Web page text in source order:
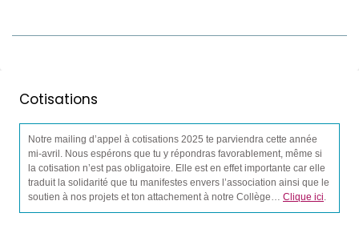
Cotisations
Notre mailing d’appel à cotisations 2025 te parviendra cette année
mi-avril. Nous espérons que tu y répondras favorablement, même si
la cotisation n’est pas obligatoire. Elle est en effet importante car elle
traduit la solidarité que tu manifestes envers l’association ainsi que le
soutien à nos projets et ton attachement à notre Collège… Clique ici.